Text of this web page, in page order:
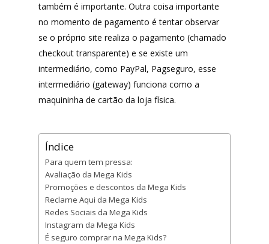
também é importante. Outra coisa importante
no momento de pagamento é tentar observar
se o próprio site realiza o pagamento (chamado
checkout transparente) e se existe um
intermediário, como PayPal, Pagseguro, esse
intermediário (gateway) funciona como a
maquininha de cartão da loja física.
Índice
Para quem tem pressa:
Avaliação da Mega Kids
Promoções e descontos da Mega Kids
Reclame Aqui da Mega Kids
Redes Sociais da Mega Kids
Instagram da Mega Kids
É seguro comprar na Mega Kids?